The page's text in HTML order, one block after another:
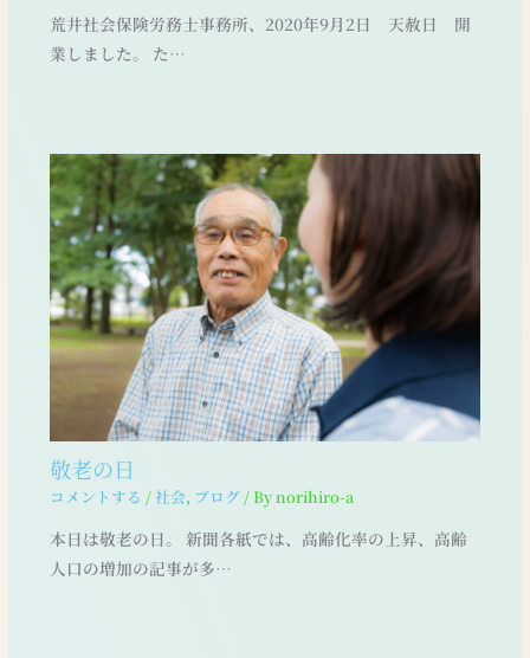
荒井社会保険労務士事務所、2020年9月2日 天赦日 開
業しました。 た…
敬老の日
コメントする /社会, ブログ/ Bynorihiro-a
本日は敬老の日。 新聞各紙では、高齢化率の上昇、高齢
人口の増加の記事が多…